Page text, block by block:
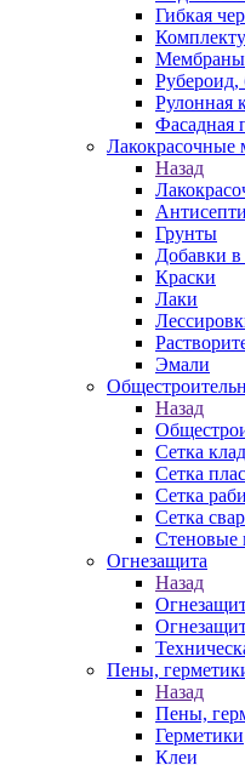
Гибкая
Мембраны
Рулонная
Фасадная
Лакокрасочные
Назад
Грунты
Добавки
Краски
Лаки
Эмали
Назад
Сетка
Сетка
Сетка
Сетка
Стеновые
Огнезащита
Назад
Пены,
Назад
Пены,
Герметики
Клеи